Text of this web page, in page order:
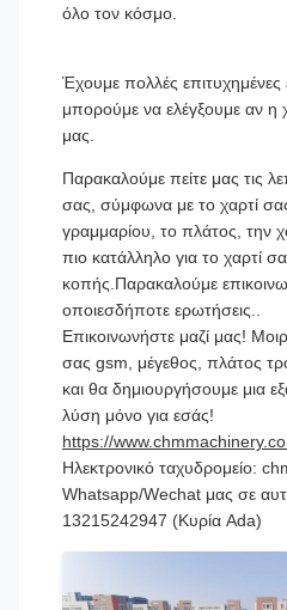
όλο τον κόσμο.
Έχουμε πολλές επιτυχημένες
μπορούμε να ελέγξουμε αν η
μας.
Παρακαλούμε πείτε μας τις
σας, σύμφωνα με το χαρτί
γραμμαρίου, το πλάτος, την
πιο κατάλληλο για το χαρτί
κοπής.Παρακαλούμε
οποιεσδήποτε ερωτήσεις..
Επικοινωνήστε μαζί μας!
σας gsm, μέγεθος, πλάτος
και θα δημιουργήσουμε μια
λύση μόνο για εσάς!
https://
Ηλεκτρονικό ταχυδρομείο:
Whatsapp/Wechat μας σε
13215242947 (Κυρία Ada)